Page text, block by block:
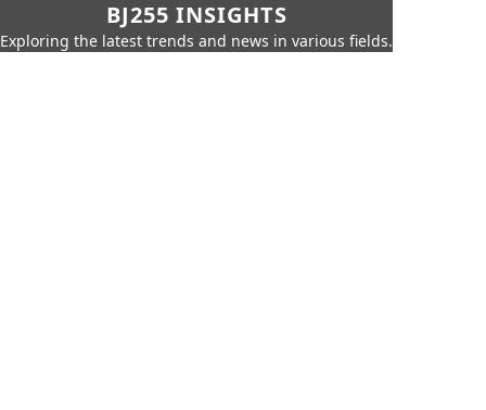
BJ255 INSIGHTS
Exploring the latest trends and news in various fields.